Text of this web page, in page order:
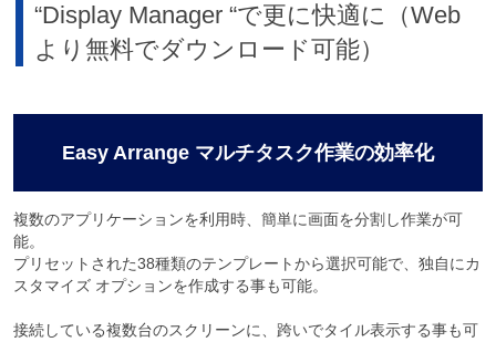
“Display Manager “で更に快適に（Web
より無料でダウンロード可能）
Easy Arrange マルチタスク作業の効率化
複数のアプリケーションを利用時、簡単に画面を分割し作業が可
能。
プリセットされた38種類のテンプレートから選択可能で、独自にカ
スタマイズ オプションを作成する事も可能。
接続している複数台のスクリーンに、跨いでタイル表示する事も可